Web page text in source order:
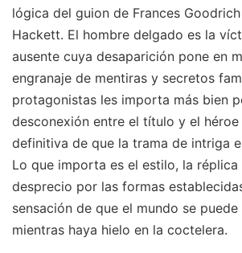
lógica del guion de Frances
Hackett. El hombre delgado es la
ausente cuya desaparición pone en
engranaje de mentiras y secretos
protagonistas les importa más bien
desconexión entre el título y el héroe
definitiva de que la trama de intriga
Lo que importa es el estilo, la réplica
desprecio por las formas
sensación de que el mundo se
mientras haya hielo en la coctelera.